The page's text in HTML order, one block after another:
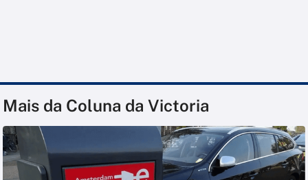
Mais da Coluna da Victoria